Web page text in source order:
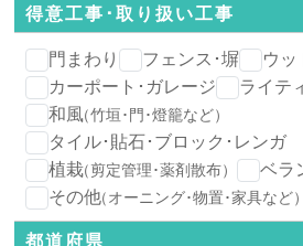
得意工事･取り扱い工事
門まわり
フェンス･塀
ウ
カーポート･ガレージ
ライテ
和風（竹垣･門･燈籠など）
タイル･貼石･ブロック･レンガ
植栽（剪定管理･薬剤散布）
ベラ
その他（オーニング･物置･家具など）
都道府県